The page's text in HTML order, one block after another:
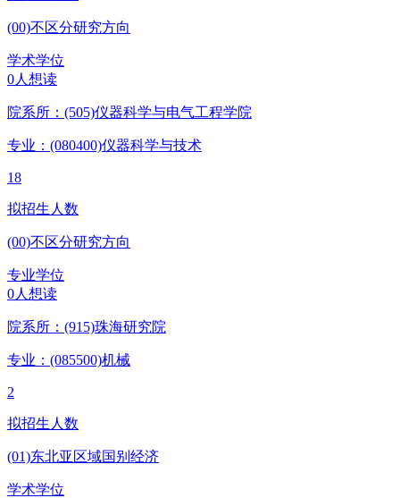
(00)不区分研究方向
学术学位
0人想读
院系所：(505)仪器科学与电气工程学院
专业：(080400)仪器科学与技术
18
拟招生人数
(00)不区分研究方向
专业学位
0人想读
院系所：(915)珠海研究院
专业：(085500)机械
2
拟招生人数
(01)东北亚区域国别经济
学术学位